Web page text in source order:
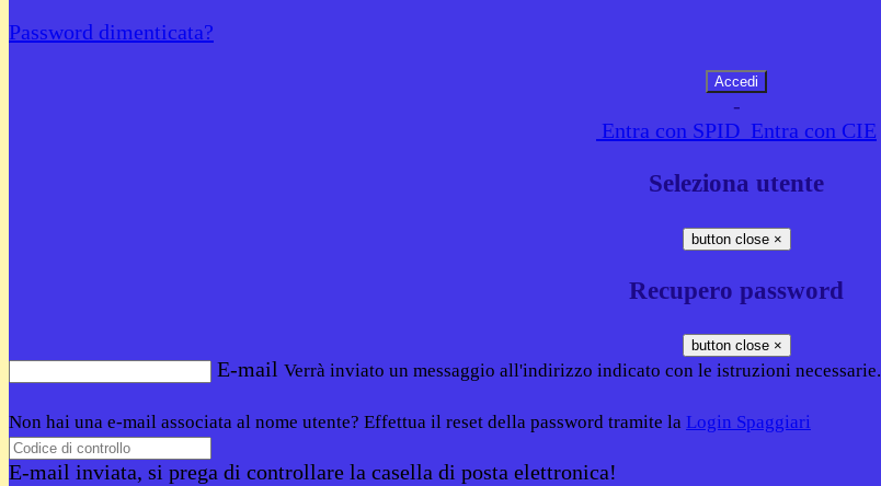
Password dimenticata?
-
Entra con SPID Entra con CIE
Seleziona utente
button close ×
Recupero password
button close ×
E-mail Verrà inviato un messaggio all'indirizzo indicato con le istruzioni necessarie.
Non hai una e-mail associata al nome utente? Effettua il reset della password tramite la Login Spaggiari
E-mail inviata, si prega di controllare la casella di posta elettronica!